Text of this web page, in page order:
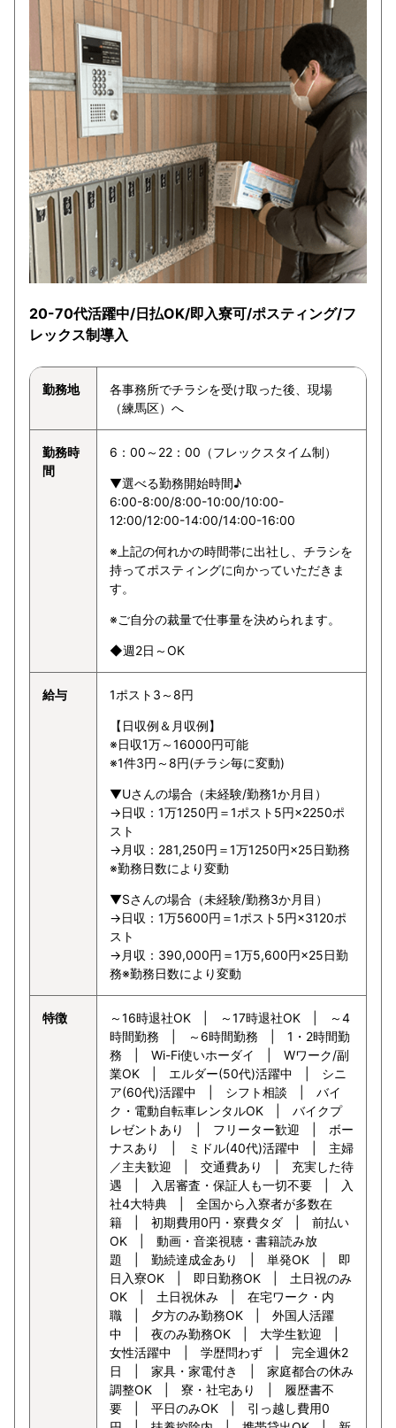
20-70代活躍中/日払OK/即入寮可/ポスティング/フ
レックス制導入
勤務地
各事務所でチラシを受け取った後、現場
（練馬区）へ
勤務時
間
6：00～22：00（フレックスタイム制）
▼選べる勤務開始時間♪
6:00-8:00/8:00-10:00/10:00-
12:00/12:00-14:00/14:00-16:00
※上記の何れかの時間帯に出社し、チラシを
持ってポスティングに向かっていただきま
す。
※ご自分の裁量で仕事量を決められます。
◆週2日～OK
給与 1ポスト3～8円
【日収例＆月収例】
※日収1万～16000円可能
※1件3円～8円(チラシ毎に変動)
▼Uさんの場合（未経験/勤務1か月目）
→日収：1万1250円＝1ポスト5円×2250ポ
スト
→月収：281,250円＝1万1250円×25日勤務
※勤務日数により変動
▼Sさんの場合（未経験/勤務3か月目）
→日収：1万5600円＝1ポスト5円×3120ポ
スト
→月収：390,000円＝1万5,600円×25日勤
務※勤務日数により変動
特徴
～16時退社OK | ～17時退社OK | ～4
時間勤務 | ～6時間勤務 | 1・2時間勤
務 | Wi-Fi使いホーダイ | Wワーク/副
業OK | エルダー(50代)活躍中 | シニ
ア(60代)活躍中 | シフト相談 | バイ
ク・電動自転車レンタルOK | バイクプ
レゼントあり | フリーター歓迎 | ボー
ナスあり | ミドル(40代)活躍中 | 主婦
／主夫歓迎 | 交通費あり | 充実した待
遇 | 入居審査・保証人も一切不要 | 入
社4大特典 | 全国から入寮者が多数在
籍 | 初期費用0円・寮費タダ | 前払い
OK | 動画・音楽視聴・書籍読み放
題 | 勤続達成金あり | 単発OK | 即
日入寮OK | 即日勤務OK | 土日祝のみ
OK | 土日祝休み | 在宅ワーク・内
職 | 夕方のみ勤務OK | 外国人活躍
中 | 夜のみ勤務OK | 大学生歓迎 |
女性活躍中 | 学歴問わず | 完全週休2
日 | 家具・家電付き | 家庭都合の休み
調整OK | 寮・社宅あり | 履歴書不
要 | 平日のみOK | 引っ越し費用0